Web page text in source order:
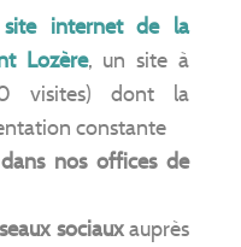
site internet de la
Lozère, un site à
visites) dont la
constante
nos offices de
sociauxauprès